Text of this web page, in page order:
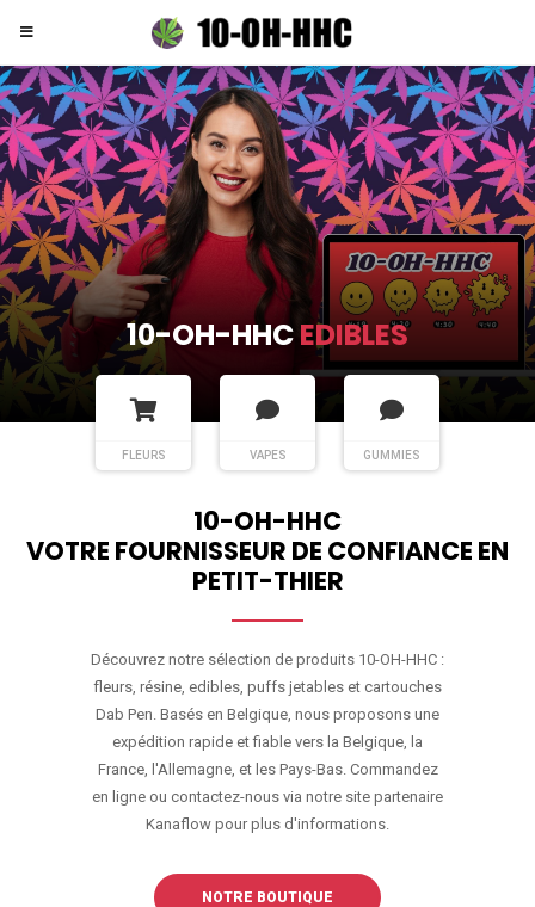
10-OH-HHCFLEURS
FLEURS VAPES GUMMIES
10-OH-HHC
VOTRE FOURNISSEUR DE CONFIANCE EN
PETIT-THIER
Découvrez notre sélection de produits 10-OH-HHC :
fleurs, résine, edibles, puffs jetables et cartouches
Dab Pen. Basés en Belgique, nous proposons une
expédition rapide et fiable vers la Belgique, la
France, l'Allemagne, et les Pays-Bas. Commandez
en ligne ou contactez-nous via notre site partenaire
Kanaflow pour plus d'informations.
NOTRE BOUTIQUE